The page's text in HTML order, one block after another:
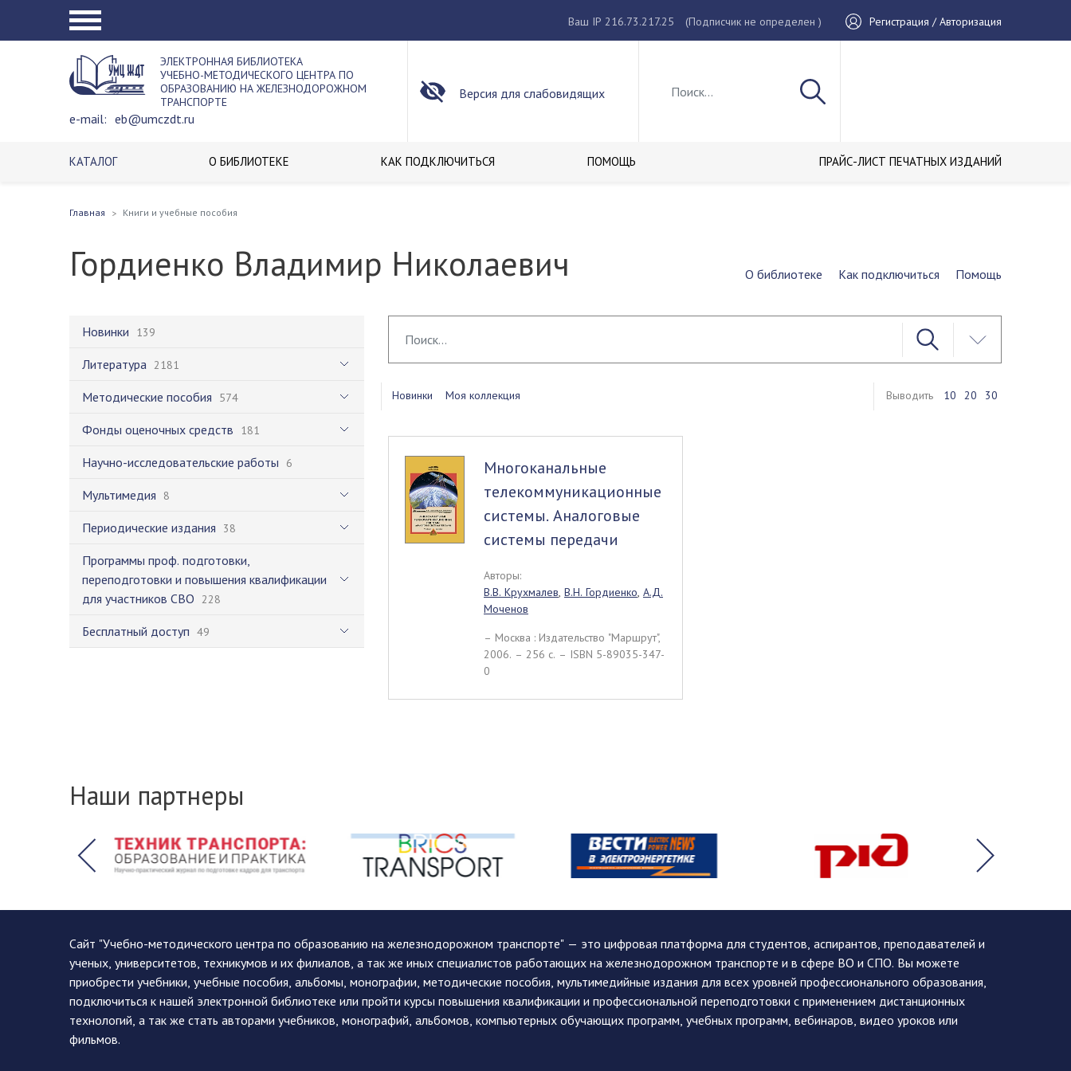
Ваш IP 216.73.217.25 (Подписчик не определен ) Регистрация / Авторизация
ЭЛЕКТРОННАЯ БИБЛИОТЕКА
УЧЕБНО-МЕТОДИЧЕСКОГО ЦЕНТРА ПО
ОБРАЗОВАНИЮ НА ЖЕЛЕЗНОДОРОЖНОМ
ТРАНСПОРТЕ
e-mail: eb@umczdt.ru
Версия для слабовидящих
КАТАЛОГ О БИБЛИОТЕКЕ КАК ПОДКЛЮЧИТЬСЯ ПОМОЩЬ ПРАЙС-ЛИСТ ПЕЧАТНЫХ ИЗДАНИЙ
Главная Книги и учебные пособия
Гордиенко Владимир Николаевич О библиотеке Как подключиться Помощь
Новинки 139
Литература 2181
Методические пособия 574
Фонды оценочных средств 181
Научно-исследовательские работы 6
Мультимедия 8
Периодические издания 38
Программы проф. подготовки,
переподготовки и повышения квалификации
для участников СВО 228
Бесплатный доступ 49
Новинки Моя коллекция Выводить 10 20 30
Многоканальные
телекоммуникационные
системы. Аналоговые
системы передачи
Авторы:
В.В. Крухмалев, В.Н. Гордиенко, А.Д.
Моченов
– Москва : Издательство "Маршрут",
2006. – 256 c. – ISBN 5-89035-347-
0
Наши партнеры
Сайт "Учебно-методического центра по образованию на железнодорожном транспорте" — это цифровая платформа для студентов, аспирантов, преподавателей и
ученых, университетов, техникумов и их филиалов, а так же иных специалистов работающих на железнодорожном транспорте и в сфере ВО и СПО. Вы можете
приобрести учебники, учебные пособия, альбомы, монографии, методические пособия, мультимедийные издания для всех уровней профессионального образования,
подключиться к нашей электронной библиотеке или пройти курсы повышения квалификации и профессиональной переподготовки с применением дистанционных
технологий, а так же стать авторами учебников, монографий, альбомов, компьютерных обучающих программ, учебных программ, вебинаров, видео уроков или
фильмов.